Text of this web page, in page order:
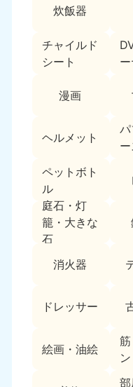
炊飯器
チャイルド
シート
漫画
ヘルメット
ー
ペットボト
ル
庭石・灯
籠・大きな
石
消火器
ドレッサー
絵画・油絵
ン
部
050-1881-
050-1880-
愛媛県
9:00〜19:00 年中無
福岡県
050-1880-
9:00〜19:00 年中無
050-1880-
大分県
9:00〜19:00 年中